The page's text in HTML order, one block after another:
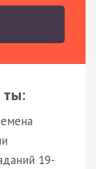
ты:
19-